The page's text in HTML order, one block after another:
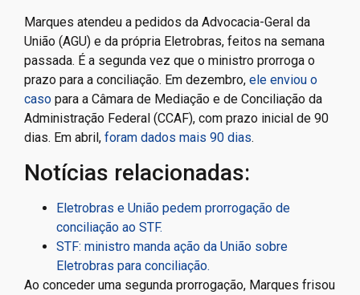
Marques atendeu a pedidos da Advocacia-Geral da
União (AGU) e da própria Eletrobras, feitos na semana
passada. É a segunda vez que o ministro prorroga o
prazo para a conciliação. Em dezembro, ele enviou o
caso para a Câmara de Mediação e de Conciliação da
Administração Federal (CCAF), com prazo inicial de 90
dias. Em abril, foram dados mais 90 dias.
Notícias relacionadas:
Eletrobras e União pedem prorrogação de
conciliação ao STF.
STF: ministro manda ação da União sobre
Eletrobras para conciliação.
Ao conceder uma segunda prorrogação, Marques frisou